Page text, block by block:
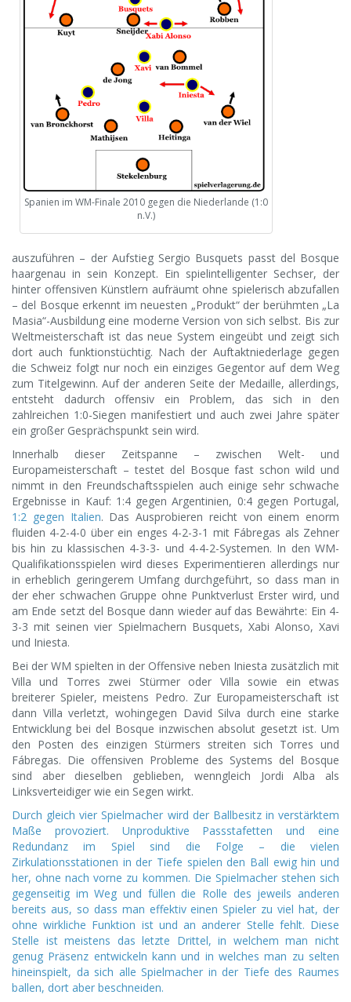
Spanien im WM-Finale 2010 gegen die Niederlande (1:0
n.V.)
auszuführen – der Aufstieg Sergio Busquets passt del Bosque
haargenau in sein Konzept. Ein spielintelligenter Sechser, der
hinter offensiven Künstlern aufräumt ohne spielerisch abzufallen
– del Bosque erkennt im neuesten „Produkt“ der berühmten „La
Masia“-Ausbildung eine moderne Version von sich selbst. Bis zur
Weltmeisterschaft ist das neue System eingeübt und zeigt sich
dort auch funktionstüchtig. Nach der Auftaktniederlage gegen
die Schweiz folgt nur noch ein einziges Gegentor auf dem Weg
zum Titelgewinn. Auf der anderen Seite der Medaille, allerdings,
entsteht dadurch offensiv ein Problem, das sich in den
zahlreichen 1:0-Siegen manifestiert und auch zwei Jahre später
ein großer Gesprächspunkt sein wird.
Innerhalb dieser Zeitspanne – zwischen Welt- und
Europameisterschaft – testet del Bosque fast schon wild und
nimmt in den Freundschaftsspielen auch einige sehr schwache
Ergebnisse in Kauf: 1:4 gegen Argentinien, 0:4 gegen Portugal,
1:2 gegen Italien. Das Ausprobieren reicht von einem enorm
fluiden 4-2-4-0 über ein enges 4-2-3-1 mit Fábregas als Zehner
bis hin zu klassischen 4-3-3- und 4-4-2-Systemen. In den WM-
Qualifikationsspielen wird dieses Experimentieren allerdings nur
in erheblich geringerem Umfang durchgeführt, so dass man in
der eher schwachen Gruppe ohne Punktverlust Erster wird, und
am Ende setzt del Bosque dann wieder auf das Bewährte: Ein 4-
3-3 mit seinen vier Spielmachern Busquets, Xabi Alonso, Xavi
und Iniesta.
Bei der WM spielten in der Offensive neben Iniesta zusätzlich mit
Villa und Torres zwei Stürmer oder Villa sowie ein etwas
breiterer Spieler, meistens Pedro. Zur Europameisterschaft ist
dann Villa verletzt, wohingegen David Silva durch eine starke
Entwicklung bei del Bosque inzwischen absolut gesetzt ist. Um
den Posten des einzigen Stürmers streiten sich Torres und
Fábregas. Die offensiven Probleme des Systems del Bosque
sind aber dieselben geblieben, wenngleich Jordi Alba als
Linksverteidiger wie ein Segen wirkt.
Durch gleich vier Spielmacher wird der Ballbesitz in verstärktem
Maße provoziert. Unproduktive Passstafetten und eine
Redundanz im Spiel sind die Folge – die vielen
Zirkulationsstationen in der Tiefe spielen den Ball ewig hin und
her, ohne nach vorne zu kommen. Die Spielmacher stehen sich
gegenseitig im Weg und füllen die Rolle des jeweils anderen
bereits aus, so dass man effektiv einen Spieler zu viel hat, der
ohne wirkliche Funktion ist und an anderer Stelle fehlt. Diese
Stelle ist meistens das letzte Drittel, in welchem man nicht
genug Präsenz entwickeln kann und in welches man zu selten
hineinspielt, da sich alle Spielmacher in der Tiefe des Raumes
ballen, dort aber beschneiden.